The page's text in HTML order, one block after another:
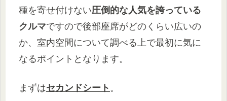
種を寄せ付けない圧倒的な人気を誇っている
クルマですので後部座席がどのくらい広いの
か、室内空間について調べる上で最初に気に
なるポイントとなります。
まずはセカンドシート 。